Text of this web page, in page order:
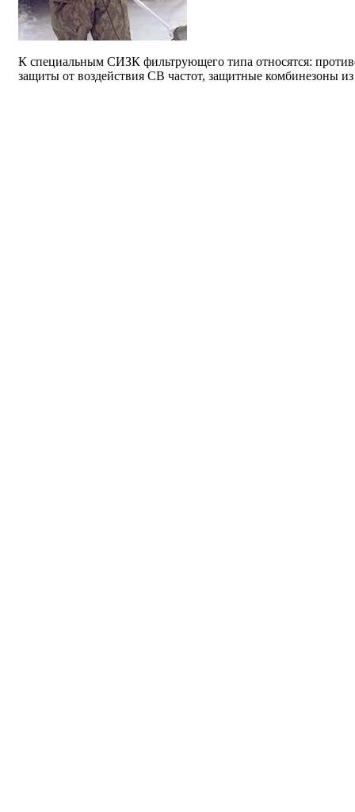
К специальным СИЗК фильтрующего типа относятся:
защиты от воздействия СВ частот, защитные комбинезоны